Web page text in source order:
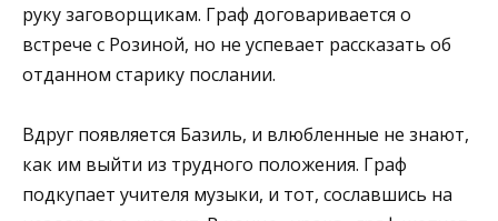
руку заговорщикам. Граф договаривается о
встрече с Розиной, но не успевает рассказать об
отданном старику послании.
Вдруг появляется Базиль, и влюбленные не знают,
как им выйти из трудного положения. Граф
подкупает учителя музыки, и тот, сославшись на